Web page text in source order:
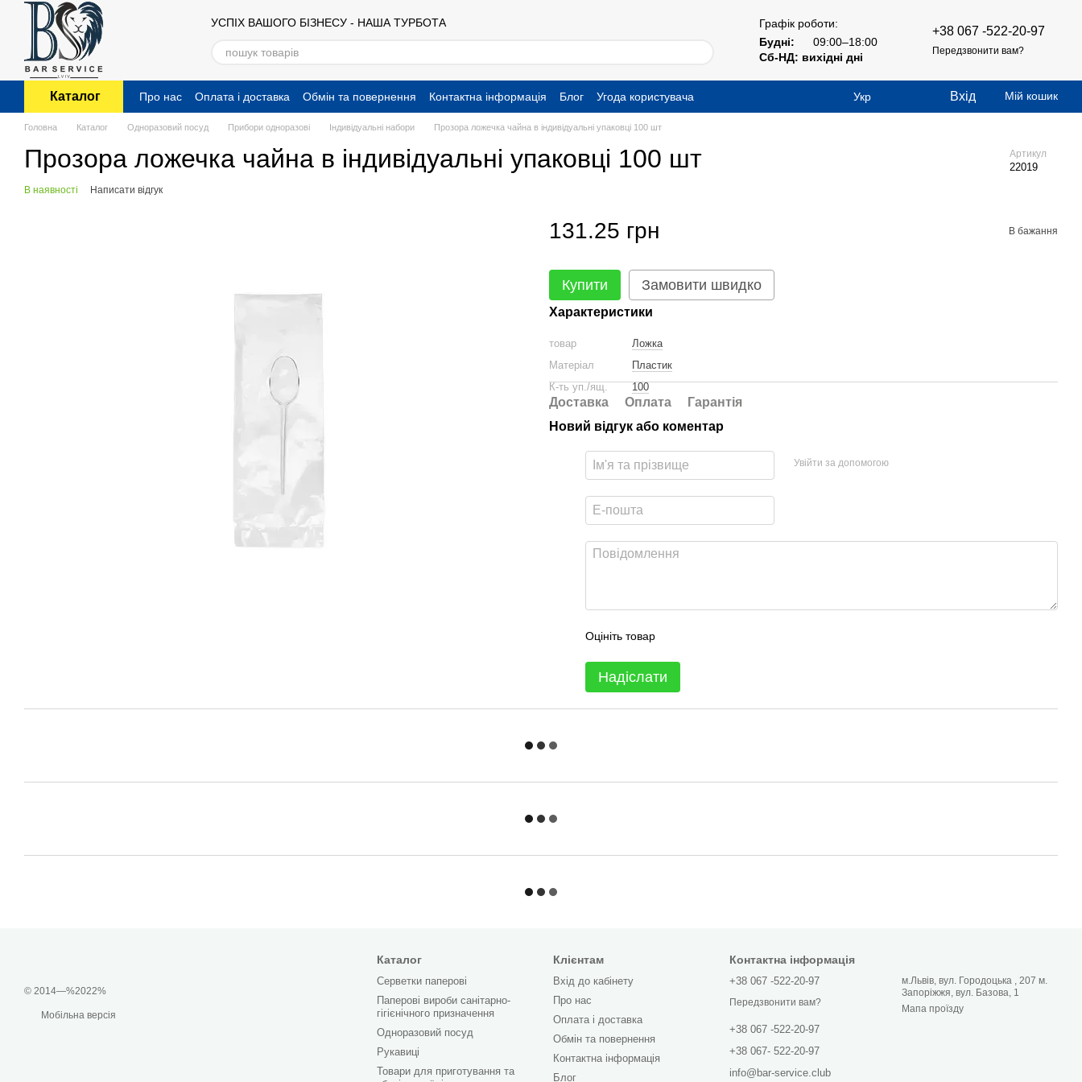
Перейти до основного контенту
УСПІХ ВАШОГО БІЗНЕСУ - НАША ТУРБОТА
Графік роботи:
Будні:
09:00–18:00
Сб-НД: вихідні дні
+38 067 -522-20-97
Передзвонити вам?
Каталог Про нас Оплата і доставка Обмін та повернення Контактна інформація Блог
Угода користувача
Публічний договір (оферта)
Укр Вхід Мій кошик
Головна Каталог Одноразовий посуд Прибори одноразові Індивідуальні набори Прозора ложечка чайна в індивідуальні упаковці 100 шт
Прозора ложечка чайна в індивідуальні упаковці 100 шт Артикул
22019
В наявності Написати відгук
131.25 грн В бажання
Купити Замовити швидко
Характеристики
товар
Ложка
Матеріал
Пластик
К-ть уп./ящ.
100
Доставка Оплата
Гарантія
Новий відгук або коментар
Увійти за допомогою
Оцініть товар
Надіслати
© 2014—%2022%
Мобільна версія
Каталог
Серветки паперові
Паперові вироби санітарно-
гігієнічного призначення
Одноразовий посуд
Рукавиці
Товари для приготування та
Клієнтам
Вхід до кабінету
Про нас
Оплата і доставка
Обмін та повернення
Контактна інформація
Блог
Контактна інформація
+38 067 -522-20-97
Передзвонити вам?
+38 067 -522-20-97
+38 067- 522-20-97
info@bar-service.club
м.Львів, вул. Городоцька , 207 м.
Запоріжжя, вул. Базова, 1
Мапа проїзду